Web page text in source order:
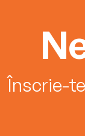
Înscrie-